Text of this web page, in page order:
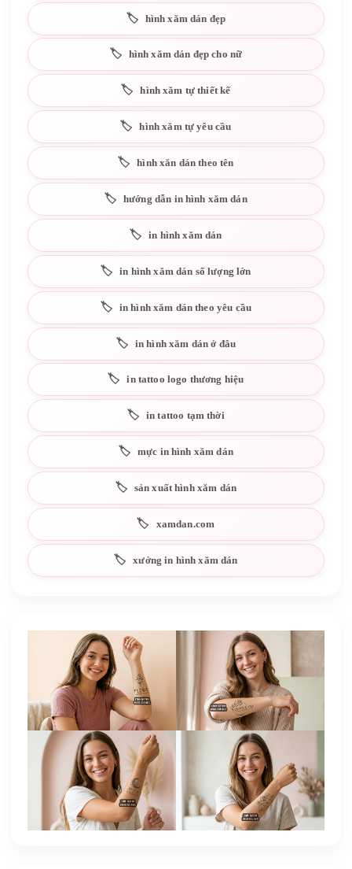
hình xăm dán đẹp
hình xăm dán đẹp cho nữ
hình xăm tự thiết kế
hình xăm tự yêu cầu
hình xăn dán theo tên
hướng dẫn in hình xăm dán
in hình xăm dán
in hình xăm dán số lượng lớn
in hình xăm dán theo yêu cầu
in hình xăm dán ở đâu
in tattoo logo thương hiệu
in tattoo tạm thời
mực in hình xăm dán
sản xuất hình xăm dán
xamdan.com
xưởng in hình xăm dán